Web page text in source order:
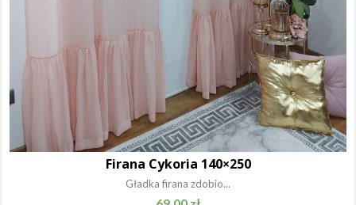
Firana Cykoria 140×250
Gładka firana zdobio...